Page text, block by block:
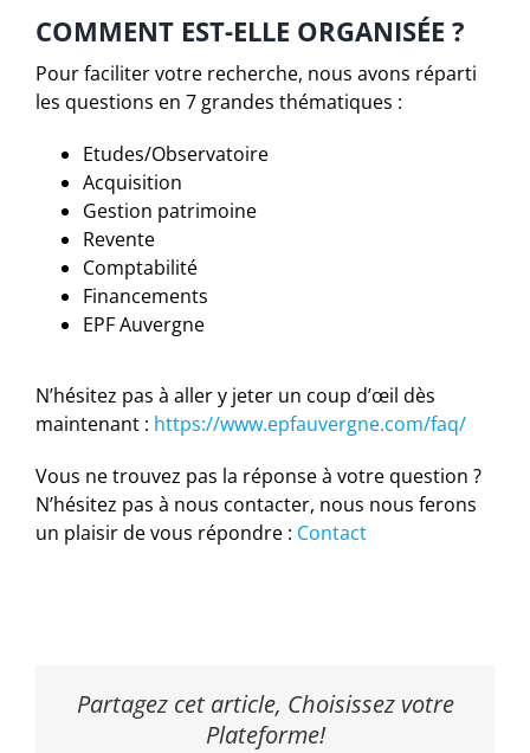
COMMENT EST-ELLE ORGANISÉE ?
Pour faciliter votre recherche, nous avons réparti
les questions en 7 grandes thématiques :
Etudes/Observatoire
Acquisition
Gestion patrimoine
Revente
Comptabilité
Financements
EPF Auvergne
N’hésitez pas à aller y jeter un coup d’œil dès
maintenant : https://www.epfauvergne.com/faq/
Vous ne trouvez pas la réponse à votre question ?
N’hésitez pas à nous contacter, nous nous ferons
un plaisir de vous répondre : Contact
Partagez cet article, Choisissez votre
Plateforme!